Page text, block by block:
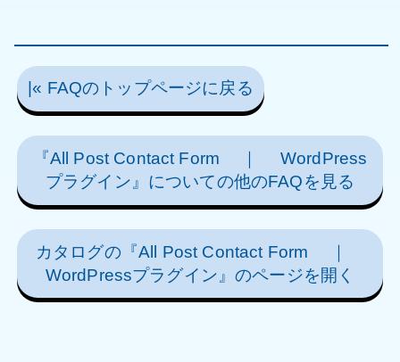
|« FAQのトップページに戻る
『All Post Contact Form ｜ WordPress
プラグイン』についての他のFAQを見る
カタログの『All Post Contact Form ｜
WordPressプラグイン』のページを開く